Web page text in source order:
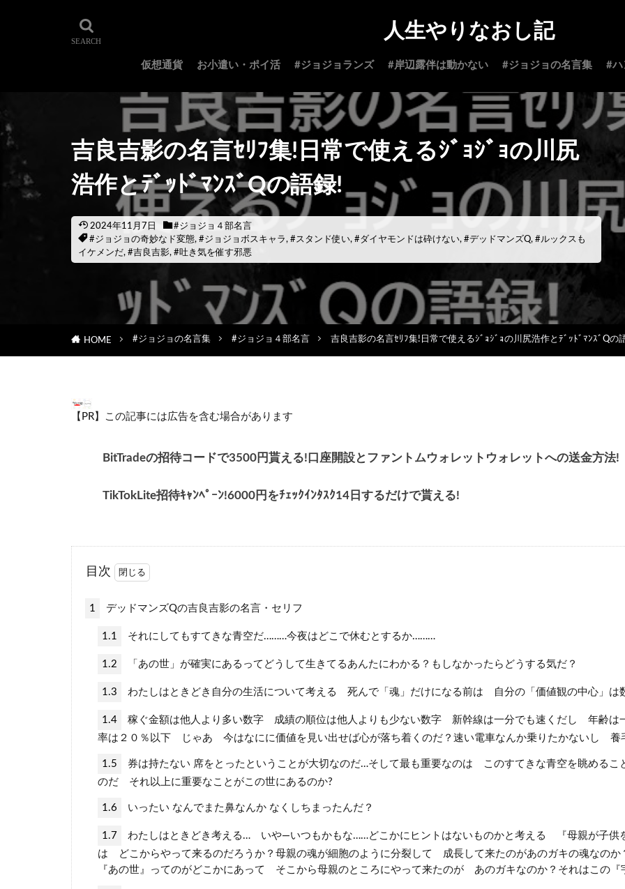
人生やりなおし記
仮想通貨 お小遣い・ポイ活 #ジョジョランズ #岸辺露伴は動かない #ジョジョの名言集 #ハ
吉良吉影の名言ｾﾘﾌ集!日常で使えるｼﾞｮｼﾞｮの川尻
浩作とﾃﾞｯﾄﾞﾏﾝｽﾞQの語録!
2024年11月7日
#ジョジョ４部名言
#ジョジョの奇妙なド変態, #ジョジョボスキャラ, #スタンド使い, #ダイヤモンドは砕けない, #デッドマンズQ, #ルックスも
イケメンだ, #吉良吉影, #吐き気を催す邪悪
HOME #ジョジョの名言集 #ジョジョ４部名言 吉良吉影の名言ｾﾘﾌ集!日常で使えるｼﾞｮｼﾞｮの川尻浩作とﾃﾞｯﾄﾞﾏﾝｽﾞQの
【PR】この記事には広告を含む場合があります
BitTradeの招待コードで3500円貰える!口座開設とファントムウォレットウォレットへの送金方法!
TikTokLite招待ｷｬﾝﾍﾟｰﾝ!6000円をﾁｪｯｸｲﾝﾀｽｸ14日するだけで貰える!
目次
1 デッドマンズQの吉良吉影の名言・セリフ
1.1 それにしてもすてきな青空だ………今夜はどこで休むとするか………
1.2 「あの世」が確実にあるってどうして生きてるあんたにわかる？もしなかったらどうする気だ？
1.3 わたしはときどき自分の生活について考える 死んで「魂」だけになる前は 自分の「価値観の中心」は
1.4
稼ぐ金額は他人より多い数字 成績の順位は他人よりも少ない数字 新幹線は一分でも速くだし 年齢
率は２０％以下 じゃあ 今はなにに価値を見い出せば心が落ち着くのだ？速い電車なんか乗りたかないし 養
1.5
券は持たない 席をとったということが大切なのだ…そして最も重要なのは このすてきな青空を眺める
のだ それ以上に重要なことがこの世にあるのか?
1.6 いったい なんでまた鼻なんか なくしちまったんだ？
1.7
わたしはときどき考える… いや―いつもかもな……どこかにヒントはないものかと考える 『母親が子供
は どこからやって来るのだろうか？母親の魂が細胞のように分裂して 成長して来たのがあのガキの魂な
『あの世』ってのがどこかにあって そこから母親のところにやって来たのが あのガキなのか？それはこの『